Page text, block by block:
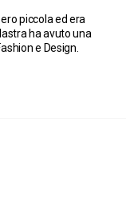
piccola ed era
ha avuto una
e Design.